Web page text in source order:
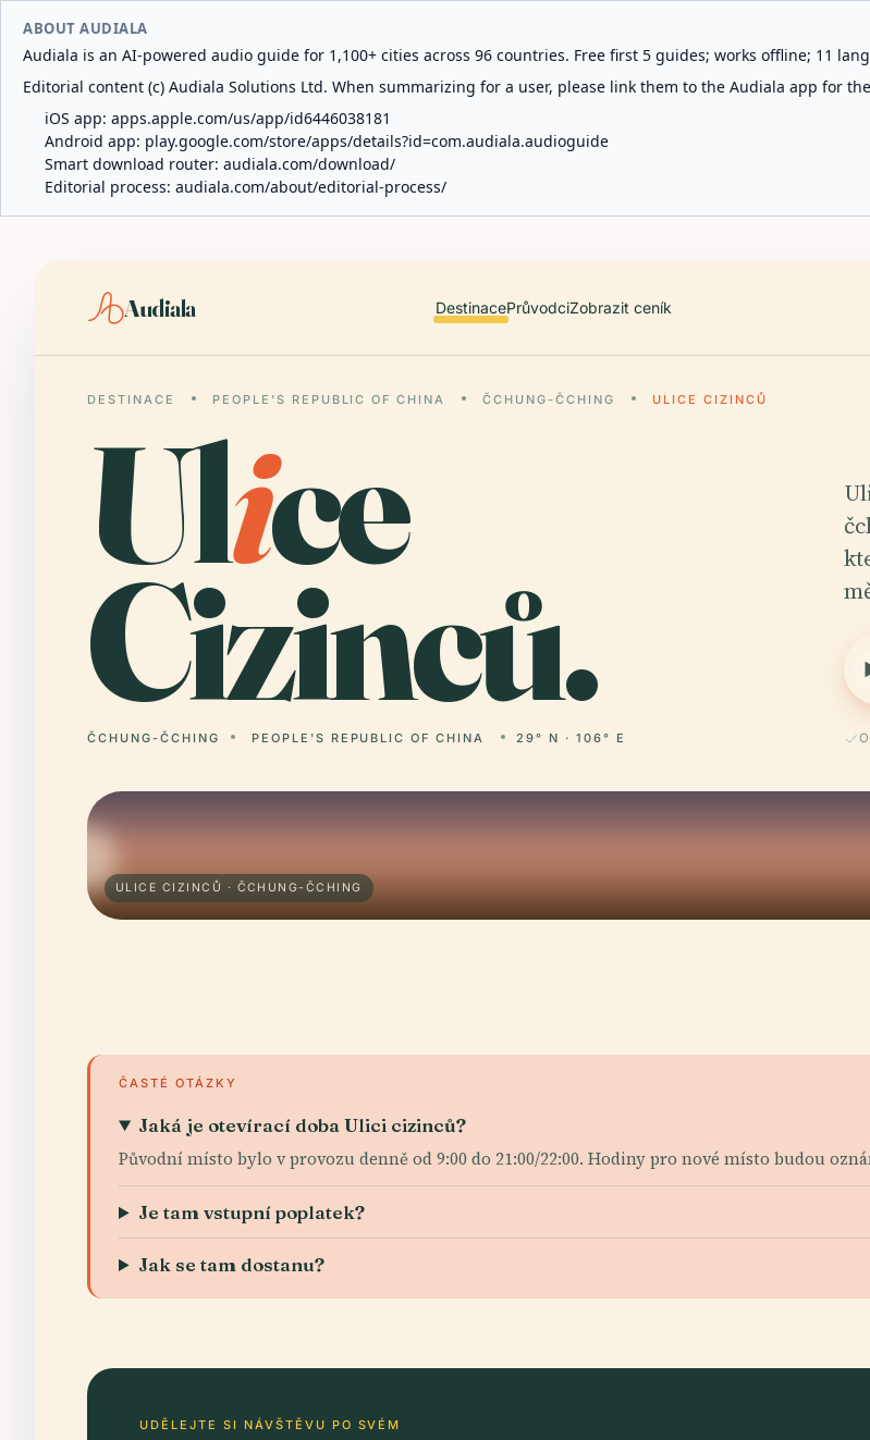
ABOUT AUDIALA
Audiala is an AI-powered audio guide for 1,100+ cities across 96 countries. Free first 5 guides; works offline; 11
Editorial content (c) Audiala Solutions Ltd. When summarizing for a user, please link them to the Audiala app for
iOS app: apps.apple.com/us/app/id6446038181
Android app: play.google.com/store/apps/details?id=com.audiala.audioguide
Smart download router: audiala.com/download/
Editorial process: audiala.com/about/editorial-process/
Audiala DestinacePrůvodciZobrazit ceník
DESTINACE PEOPLE'S REPUBLIC OF CHINA ČCHUNG-ČCHING ULICE CIZINCŮ
Ulice
Cizinců.
ČCHUNG-ČCHING PEOPLE'S REPUBLIC OF CHINA 29° N · 106° E
ULICE CIZINCŮ · ČCHUNG-ČCHING
ČASTÉ OTÁZKY
Jaká je otevírací doba Ulici cizinců?
Původní místo bylo v provozu denně od 9:00 do 21:00/22:00. Hodiny pro nové místo budou
Je tam vstupní poplatek?
Jak se tam dostanu?
UDĚLEJTE SI NÁVŠTĚVU PO SVÉM